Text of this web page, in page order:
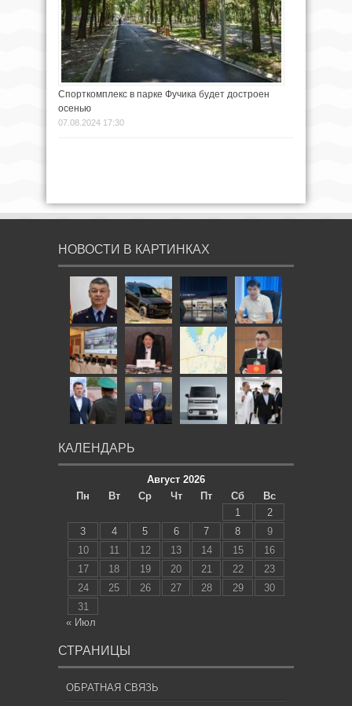
Спорткомплекс в парке Фучика будет достроен
осенью
07.08.2024 17:30
НОВОСТИ В КАРТИНКАХ
КАЛЕНДАРЬ
Август 2026
Пн
Вт Ср Чт Пт Сб
Вс
1
2
3
4 5 6 7 8
9
10
11 12 13 14 15
16
17
18 19 20 21 22
23
24
25 26 27 28 29
30
31
« Июл
СТРАНИЦЫ
ОБРАТНАЯ СВЯЗЬ